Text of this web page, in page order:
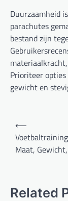
Duurzaamheid
parachutes
bestand zijn
Prioriteer opties
gewicht en
Post
navigation
⟵
Maat,
Related